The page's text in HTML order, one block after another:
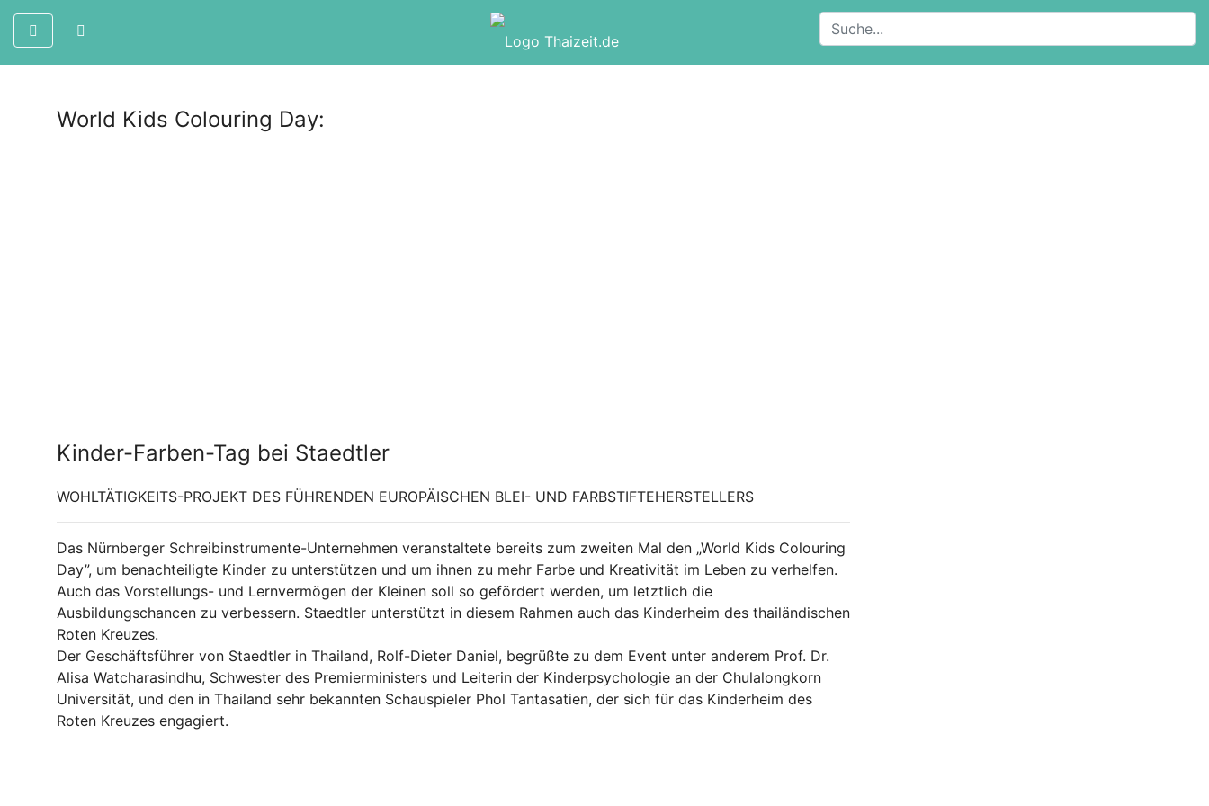
World Kids Colouring Day:
Kinder-Farben-Tag bei Staedtler
WOHLTÄTIGKEITS-PROJEKT DES FÜHRENDEN EUROPÄISCHEN BLEI- UND FARBSTIFTEHERSTELLERS
Das Nürnberger Schreibinstrumente-Unternehmen veranstaltete bereits zum zweiten Mal den „World Kids Colouring
Day”, um benachteiligte Kinder zu unterstützen und um ihnen zu mehr Farbe und Kreativität im Leben zu verhelfen.
Auch das Vorstellungs- und Lernvermögen der Kleinen soll so gefördert werden, um letztlich die
Ausbildungschancen zu verbessern. Staedtler unterstützt in diesem Rahmen auch das Kinderheim des thailändischen
Roten Kreuzes.
Der Geschäftsführer von Staedtler in Thailand, Rolf-Dieter Daniel, begrüßte zu dem Event unter anderem Prof. Dr.
Alisa Watcharasindhu, Schwester des Premierministers und Leiterin der Kinderpsychologie an der Chulalongkorn
Universität, und den in Thailand sehr bekannten Schauspieler Phol Tantasatien, der sich für das Kinderheim des
Roten Kreuzes engagiert.